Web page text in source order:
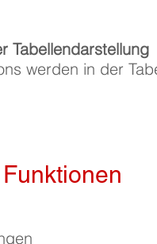
Tabellendarstellung
werden in der